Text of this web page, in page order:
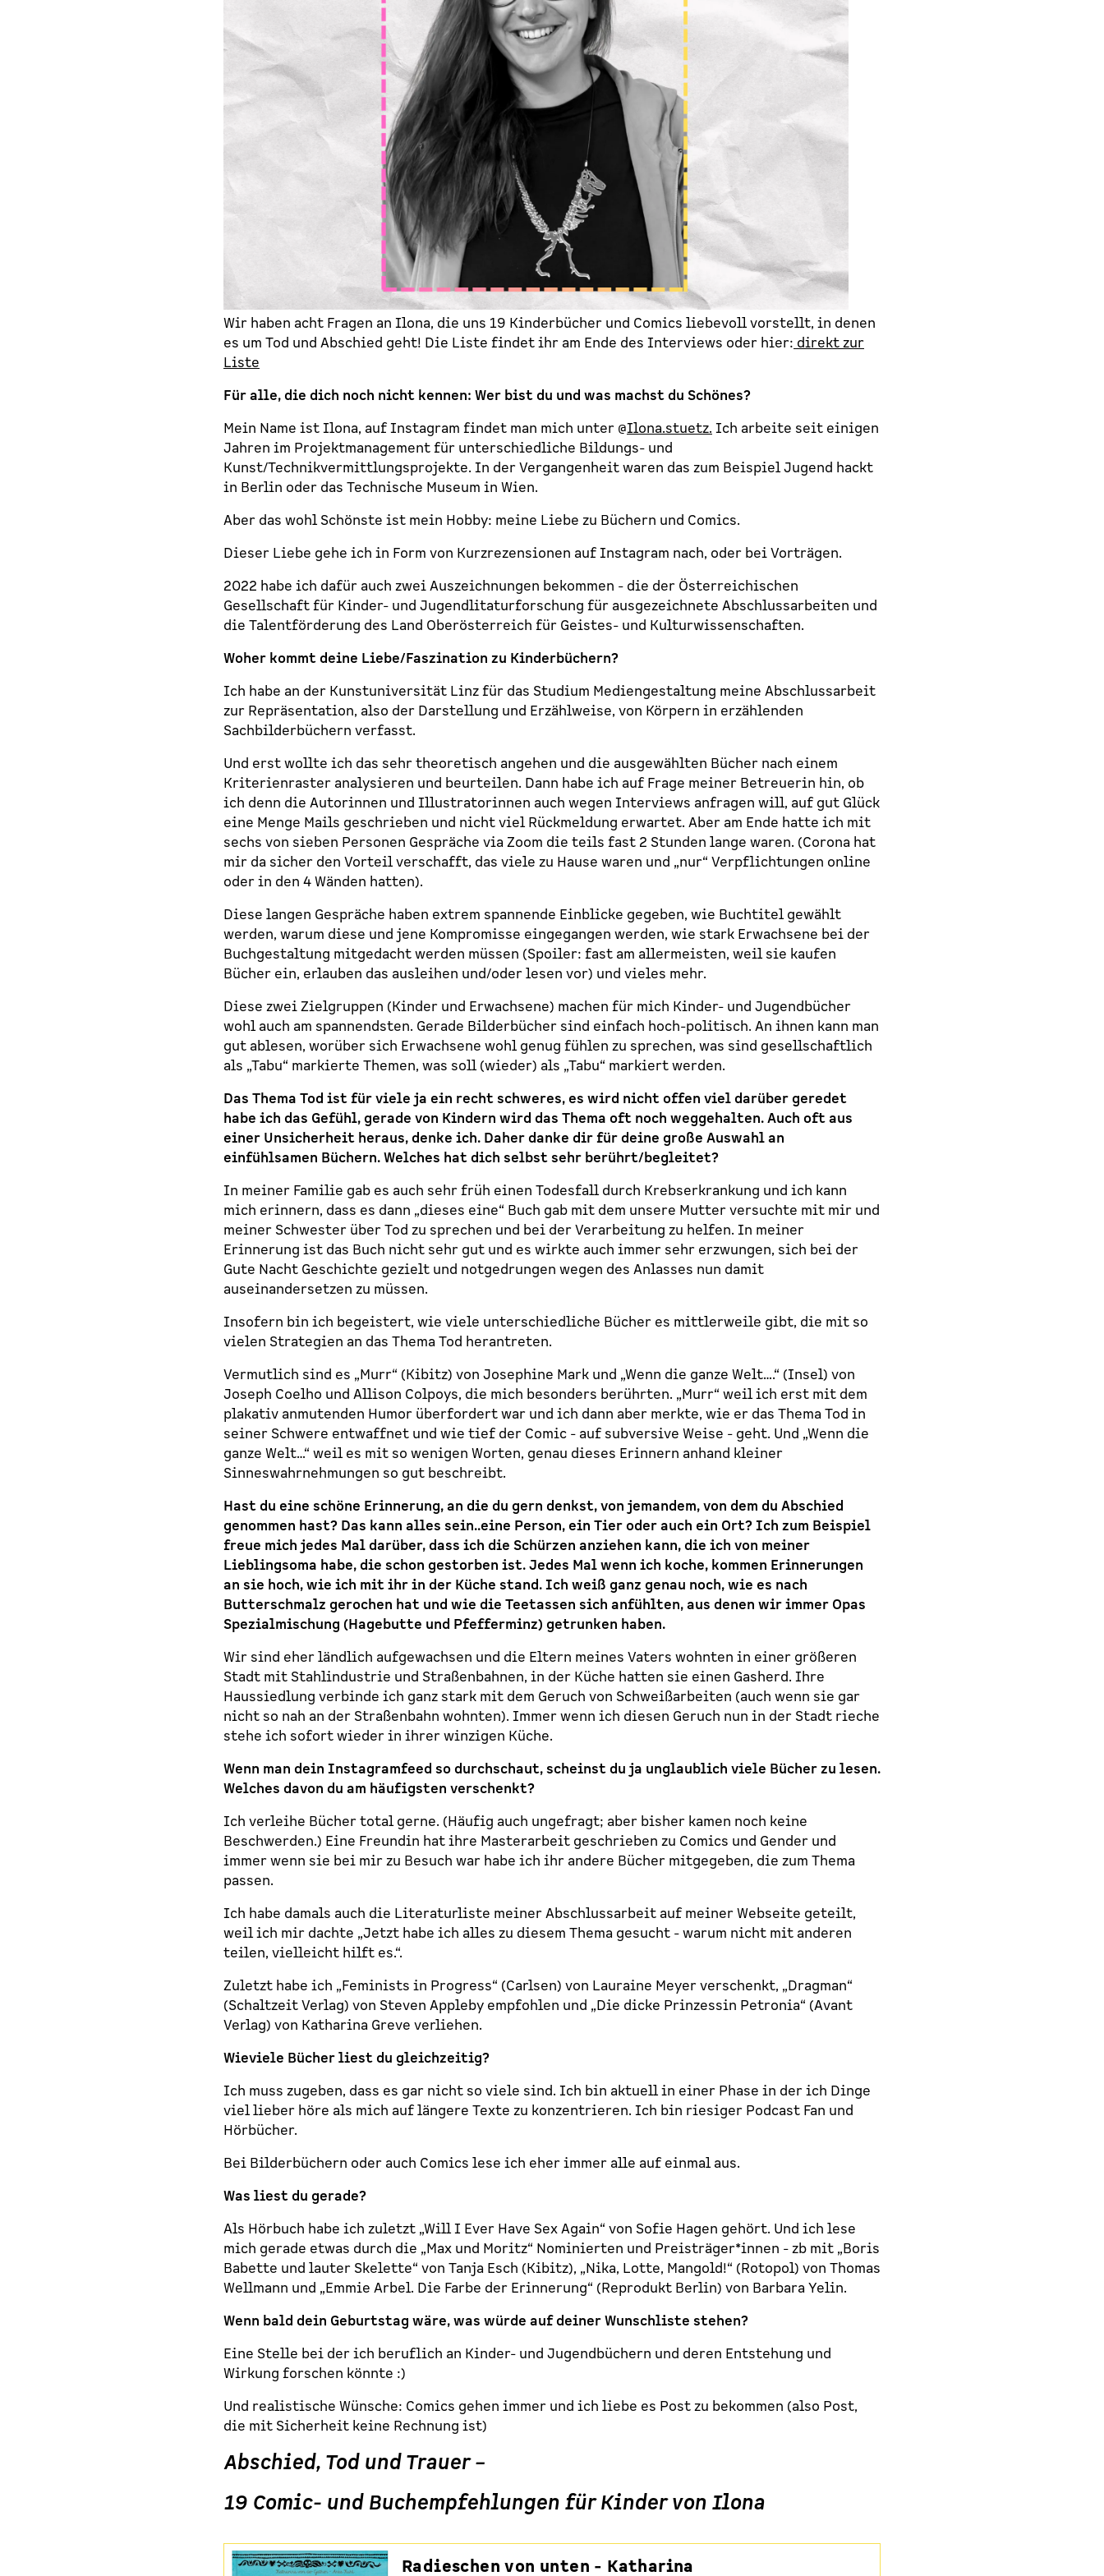
Wir haben acht Fragen an Ilona, die uns 19 Kinderbücher und Comics liebevoll vorstellt, in denen
es um Tod und Abschied geht! Die Liste findet ihr am Ende des Interviews oder hier: direkt zur
Liste
Für alle, die dich noch nicht kennen: Wer bist du und was machst du Schönes?
Mein Name ist Ilona, auf Instagram findet man mich unter @Ilona.stuetz. Ich arbeite seit einigen
Jahren im Projektmanagement für unterschiedliche Bildungs- und
Kunst/Technikvermittlungsprojekte. In der Vergangenheit waren das zum Beispiel Jugend hackt
in Berlin oder das Technische Museum in Wien.
Aber das wohl Schönste ist mein Hobby: meine Liebe zu Büchern und Comics.
Dieser Liebe gehe ich in Form von Kurzrezensionen auf Instagram nach, oder bei Vorträgen.
2022 habe ich dafür auch zwei Auszeichnungen bekommen - die der Österreichischen
Gesellschaft für Kinder- und Jugendlitaturforschung für ausgezeichnete Abschlussarbeiten und
die Talentförderung des Land Oberösterreich für Geistes- und Kulturwissenschaften.
Woher kommt deine Liebe/Faszination zu Kinderbüchern?
Ich habe an der Kunstuniversität Linz für das Studium Mediengestaltung meine Abschlussarbeit
zur Repräsentation, also der Darstellung und Erzählweise, von Körpern in erzählenden
Sachbilderbüchern verfasst.
Und erst wollte ich das sehr theoretisch angehen und die ausgewählten Bücher nach einem
Kriterienraster analysieren und beurteilen. Dann habe ich auf Frage meiner Betreuerin hin, ob
ich denn die Autorinnen und Illustratorinnen auch wegen Interviews anfragen will, auf gut Glück
eine Menge Mails geschrieben und nicht viel Rückmeldung erwartet. Aber am Ende hatte ich mit
sechs von sieben Personen Gespräche via Zoom die teils fast 2 Stunden lange waren. (Corona hat
mir da sicher den Vorteil verschafft, das viele zu Hause waren und „nur“ Verpflichtungen online
oder in den 4 Wänden hatten).
Diese langen Gespräche haben extrem spannende Einblicke gegeben, wie Buchtitel gewählt
werden, warum diese und jene Kompromisse eingegangen werden, wie stark Erwachsene bei der
Buchgestaltung mitgedacht werden müssen (Spoiler: fast am allermeisten, weil sie kaufen
Bücher ein, erlauben das ausleihen und/oder lesen vor) und vieles mehr.
Diese zwei Zielgruppen (Kinder und Erwachsene) machen für mich Kinder- und Jugendbücher
wohl auch am spannendsten. Gerade Bilderbücher sind einfach hoch-politisch. An ihnen kann man
gut ablesen, worüber sich Erwachsene wohl genug fühlen zu sprechen, was sind gesellschaftlich
als „Tabu“ markierte Themen, was soll (wieder) als „Tabu“ markiert werden.
Das Thema Tod ist für viele ja ein recht schweres, es wird nicht offen viel darüber geredet
habe ich das Gefühl, gerade von Kindern wird das Thema oft noch weggehalten. Auch oft aus
einer Unsicherheit heraus, denke ich. Daher danke dir für deine große Auswahl an
einfühlsamen Büchern. Welches hat dich selbst sehr berührt/begleitet?
In meiner Familie gab es auch sehr früh einen Todesfall durch Krebserkrankung und ich kann
mich erinnern, dass es dann „dieses eine“ Buch gab mit dem unsere Mutter versuchte mit mir und
meiner Schwester über Tod zu sprechen und bei der Verarbeitung zu helfen. In meiner
Erinnerung ist das Buch nicht sehr gut und es wirkte auch immer sehr erzwungen, sich bei der
Gute Nacht Geschichte gezielt und notgedrungen wegen des Anlasses nun damit
auseinandersetzen zu müssen.
Insofern bin ich begeistert, wie viele unterschiedliche Bücher es mittlerweile gibt, die mit so
vielen Strategien an das Thema Tod herantreten.
Vermutlich sind es „Murr“ (Kibitz) von Josephine Mark und „Wenn die ganze Welt….“ (Insel) von
Joseph Coelho und Allison Colpoys, die mich besonders berührten. „Murr“ weil ich erst mit dem
plakativ anmutenden Humor überfordert war und ich dann aber merkte, wie er das Thema Tod in
seiner Schwere entwaffnet und wie tief der Comic - auf subversive Weise - geht. Und „Wenn die
ganze Welt…“ weil es mit so wenigen Worten, genau dieses Erinnern anhand kleiner
Sinneswahrnehmungen so gut beschreibt.
Hast du eine schöne Erinnerung, an die du gern denkst, von jemandem, von dem du Abschied
genommen hast? Das kann alles sein..eine Person, ein Tier oder auch ein Ort? Ich zum Beispiel
freue mich jedes Mal darüber, dass ich die Schürzen anziehen kann, die ich von meiner
Lieblingsoma habe, die schon gestorben ist. Jedes Mal wenn ich koche, kommen Erinnerungen
an sie hoch, wie ich mit ihr in der Küche stand. Ich weiß ganz genau noch, wie es nach
Butterschmalz gerochen hat und wie die Teetassen sich anfühlten, aus denen wir immer Opas
Spezialmischung (Hagebutte und Pfefferminz) getrunken haben.
Wir sind eher ländlich aufgewachsen und die Eltern meines Vaters wohnten in einer größeren
Stadt mit Stahlindustrie und Straßenbahnen, in der Küche hatten sie einen Gasherd. Ihre
Haussiedlung verbinde ich ganz stark mit dem Geruch von Schweißarbeiten (auch wenn sie gar
nicht so nah an der Straßenbahn wohnten). Immer wenn ich diesen Geruch nun in der Stadt rieche
stehe ich sofort wieder in ihrer winzigen Küche.
Wenn man dein Instagramfeed so durchschaut, scheinst du ja unglaublich viele Bücher zu lesen.
Welches davon du am häufigsten verschenkt?
Ich verleihe Bücher total gerne. (Häufig auch ungefragt; aber bisher kamen noch keine
Beschwerden.) Eine Freundin hat ihre Masterarbeit geschrieben zu Comics und Gender und
immer wenn sie bei mir zu Besuch war habe ich ihr andere Bücher mitgegeben, die zum Thema
passen.
Ich habe damals auch die Literaturliste meiner Abschlussarbeit auf meiner Webseite geteilt,
weil ich mir dachte „Jetzt habe ich alles zu diesem Thema gesucht - warum nicht mit anderen
teilen, vielleicht hilft es.“.
Zuletzt habe ich „Feminists in Progress“ (Carlsen) von Lauraine Meyer verschenkt, „Dragman“
(Schaltzeit Verlag) von Steven Appleby empfohlen und „Die dicke Prinzessin Petronia“ (Avant
Verlag) von Katharina Greve verliehen.
Wieviele Bücher liest du gleichzeitig?
Ich muss zugeben, dass es gar nicht so viele sind. Ich bin aktuell in einer Phase in der ich Dinge
viel lieber höre als mich auf längere Texte zu konzentrieren. Ich bin riesiger Podcast Fan und
Hörbücher.
Bei Bilderbüchern oder auch Comics lese ich eher immer alle auf einmal aus.
Was liest du gerade?
Als Hörbuch habe ich zuletzt „Will I Ever Have Sex Again“ von Sofie Hagen gehört. Und ich lese
mich gerade etwas durch die „Max und Moritz“ Nominierten und Preisträger*innen - zb mit „Boris
Babette und lauter Skelette“ von Tanja Esch (Kibitz), „Nika, Lotte, Mangold!“ (Rotopol) von Thomas
Wellmann und „Emmie Arbel. Die Farbe der Erinnerung“ (Reprodukt Berlin) von Barbara Yelin.
Wenn bald dein Geburtstag wäre, was würde auf deiner Wunschliste stehen?
Eine Stelle bei der ich beruflich an Kinder- und Jugendbüchern und deren Entstehung und
Wirkung forschen könnte :)
Und realistische Wünsche: Comics gehen immer und ich liebe es Post zu bekommen (also Post,
die mit Sicherheit keine Rechnung ist)
Abschied, Tod und Trauer –
19 Comic- und Buchempfehlungen für Kinder von Ilona
Radieschen von unten - Katharina